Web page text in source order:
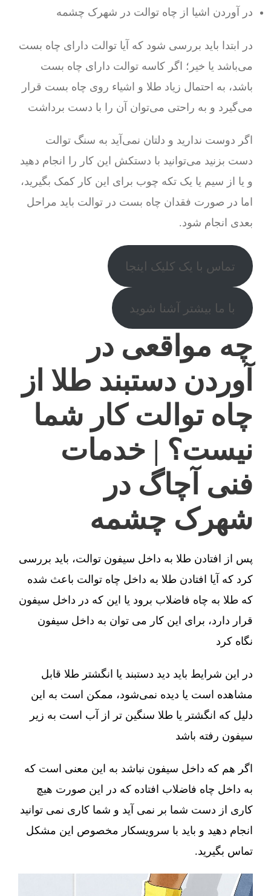
در آوردن اشیا از چاه توالت در شهرک چشمه
در ابتدا باید بررسی شود که آیا توالت دارای چاه بست
می‌باشد یا خیر؛ اگر کاسه توالت دارای چاه بست
باشد، به احتمال زیاد طلا و اشیاء روی چاه بست قرار
می‌گیرد و به راحتی می‌توان آن را با دست برداشت
اگر دوست ندارید و دلتان نمی‌آید به سنگ توالت
دست بزنید می‌توانید با دستکش این کار را انجام دهید
و یا از سیم یا یک تکه چوب برای این کار کمک بگیرید،
اما در صورت فقدان چاه بست در توالت باید مراحل
بعدی انجام شود.
تماس با یک کلیک اینجا
با ما بیشتر آشنا شوید
چه مواقعی در
آوردن دستبند طلا از
چاه توالت کار شما
نیست؟ | خدمات
فنی آچاگ در
شهرک چشمه
پس از افتادن طلا به داخل سیفون توالت، باید بررسی
کرد که آیا افتادن طلا به داخل چاه توالت باعث شده
که طلا به چاه فاضلاب برود یا این که در داخل سیفون
قرار دارد، برای این کار می توان به داخل سیفون
نگاه کرد
در این شرایط باید دید دستبند یا انگشتر طلا قابل
مشاهده است یا دیده نمی‌شود، ممکن است به این
دلیل که انگشتر یا طلا سنگین تر از آب است به زیر
سیفون رفته باشد
اگر هم که داخل سیفون نباشد به این معنی است که
به داخل چاه فاضلاب افتاده که در این صورت هیچ
کاری از دست شما بر نمی آید و شما کاری نمی توانید
انجام دهید و باید با سرویسکار مخصوص این مشکل
تماس بگیرید.